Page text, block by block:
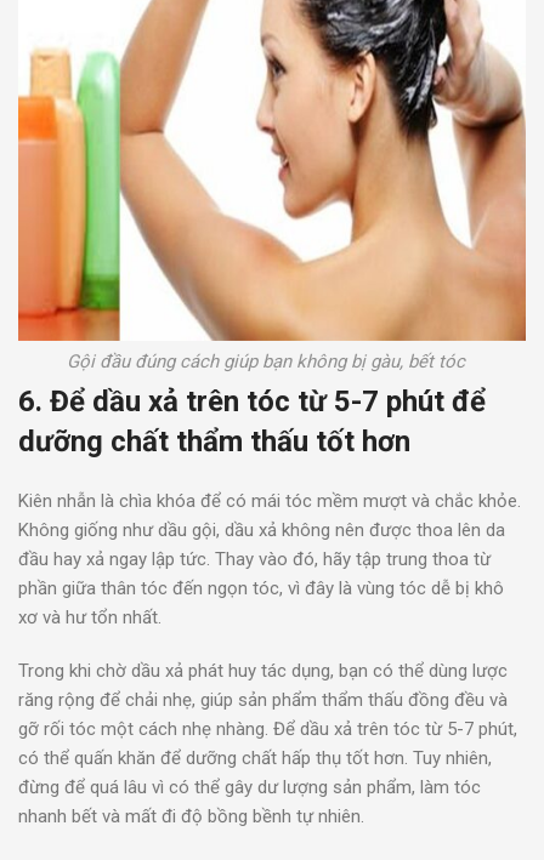
Gội đầu đúng cách giúp bạn không bị gàu, bết tóc
6. Để dầu xả trên tóc từ 5-7 phút để
dưỡng chất thẩm thấu tốt hơn
Kiên nhẫn là chìa khóa để có mái tóc mềm mượt và chắc khỏe.
Không giống như dầu gội, dầu xả không nên được thoa lên da
đầu hay xả ngay lập tức. Thay vào đó, hãy tập trung thoa từ
phần giữa thân tóc đến ngọn tóc, vì đây là vùng tóc dễ bị khô
xơ và hư tổn nhất.
Trong khi chờ dầu xả phát huy tác dụng, bạn có thể dùng lược
răng rộng để chải nhẹ, giúp sản phẩm thẩm thấu đồng đều và
gỡ rối tóc một cách nhẹ nhàng. Để dầu xả trên tóc từ 5-7 phút,
có thể quấn khăn để dưỡng chất hấp thụ tốt hơn. Tuy nhiên,
đừng để quá lâu vì có thể gây dư lượng sản phẩm, làm tóc
nhanh bết và mất đi độ bồng bềnh tự nhiên.